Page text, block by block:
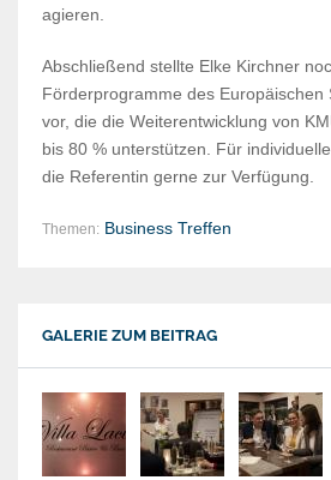
agieren.
Abschließend stellte Elke Kirchner
Förderprogramme des Europäischen
vor, die die Weiterentwicklung von
bis 80 % unterstützen. Für
die Referentin gerne zur Verfügung.
Themen: Business Treffen
GALERIE ZUM BEITRAG